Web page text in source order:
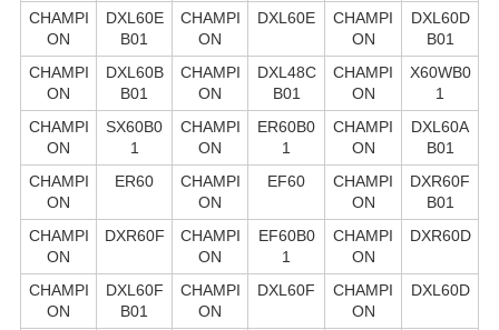
CHAMPI
ON
DXL60E
B01
CHAMPI
ON
DXL60E
CHAMPI
ON
DXL60D
B01
CHAMPI
ON
DXL60B
B01
CHAMPI
ON
DXL48C
B01
CHAMPI
ON
X60WB0
1
CHAMPI
ON
SX60B0
1
CHAMPI
ON
ER60B0
1
CHAMPI
ON
DXL60A
B01
CHAMPI
ON
ER60
CHAMPI
ON
EF60
CHAMPI
ON
DXR60F
B01
CHAMPI
ON
DXR60F
CHAMPI
ON
EF60B0
1
CHAMPI
ON
DXR60D
CHAMPI
ON
DXL60F
B01
CHAMPI
ON
DXL60F
CHAMPI
ON
DXL60D